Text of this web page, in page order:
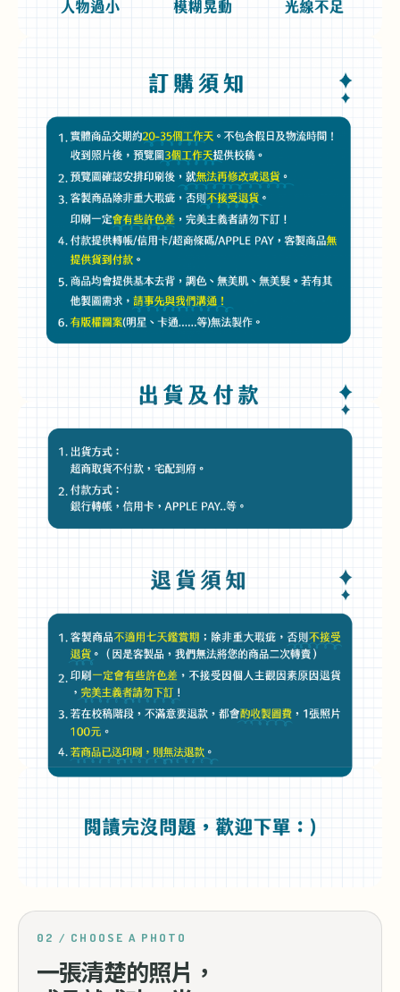
02 / CHOOSE A PHOTO
一張清楚的照片，